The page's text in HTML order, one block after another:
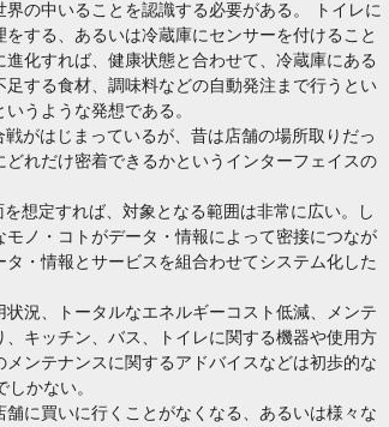
の中いることを認識する必要がある。 トイレに
する、あるいは冷蔵庫にセンサーを付けること
化すれば、健康状態と合わせて、冷蔵庫にある
する食材、調味料などの自動発注まで行うとい
うような発想である。
がはじまっているが、昔は店舗の場所取りだっ
れだけ密着できるかというインターフェイスの
想定すれば、対象となる範囲は非常に広い。し
ノ・コトがデータ・情報によって密接につなが
・情報とサービスを組合わせてシステム化した
況、トータルなエネルギーコスト低減、メンテ
キッチン、バス、トイレに関する機器や使用方
ンテナンスに関するアドバイスなどは初歩的な
かない。
に買いに行くことがなくなる、あるいは様々な